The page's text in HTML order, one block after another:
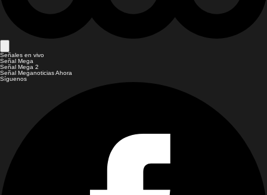
Señales en vivo
Señal Mega
Señal Mega 2
Señal Meganoticias Ahora
Síguenos